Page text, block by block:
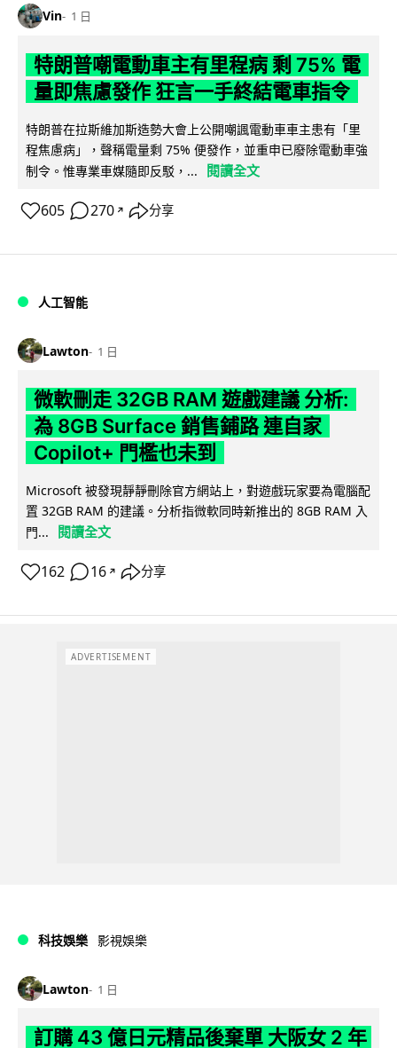
Vin 1 日
特朗普嘲電動車主有里程病 剩 75% 電
量即焦慮發作 狂言一手終結電車指令
特朗普在拉斯維加斯造勢大會上公開嘲諷電動車車主患有「里
程焦慮病」，聲稱電量剩 75% 便發作，並重申已廢除電動車強
制令。惟專業車媒隨即反駁，...
閱讀全文
605 270 ↗ 分享
人工智能
Lawton 1 日
微軟刪走 32GB RAM 遊戲建議 分析:
為 8GB Surface 銷售鋪路 連自家
Copilot+ 門檻也未到
Microsoft 被發現靜靜刪除官方網站上，對遊戲玩家要為電腦配
置 32GB RAM 的建議。分析指微軟同時新推出的 8GB RAM 入
門...
閱讀全文
162 16 ↗ 分享
ADVERTISEMENT
科技娛樂 影視娛樂
Lawton 1 日
訂購 43 億日元精品後棄單 大阪女 2 年